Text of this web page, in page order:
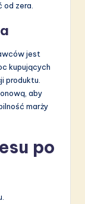
zera.
jest
kupujących
produktu.
aby
marży
po